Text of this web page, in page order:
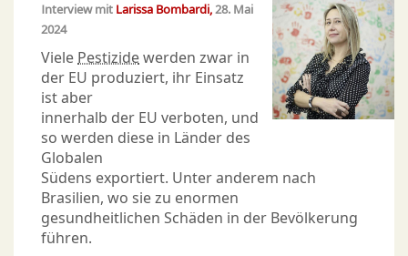
Interview mit Larissa Bombardi 28. Mai
2024
Viele Pestizidewerden zwar in
der EU produziert, ihr Einsatz
ist aber
innerhalb der EU verboten, und
so werden diese in Länder des
Globalen
Südens exportiert. Unter anderem nach
Brasilien, wo sie zu enormen
gesundheitlichen Schäden in der Bevölkerung
führen.